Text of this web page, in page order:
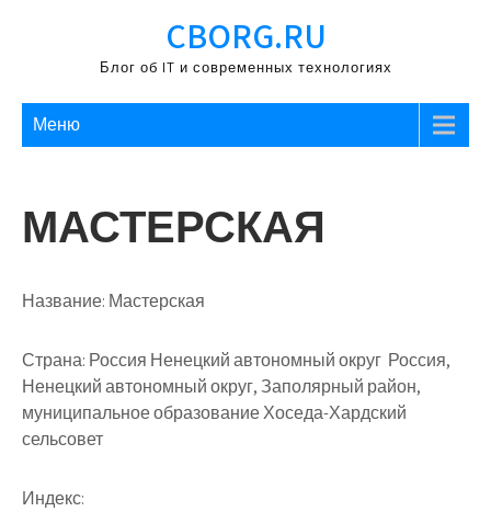
содержимому
CBORG.RU
Блог об IT и современных технологиях
Меню
МАСТЕРСКАЯ
Название: Мастерская
Страна: Россия Ненецкий автономный округ Россия,
Ненецкий автономный округ, Заполярный район,
муниципальное образование Хоседа-Хардский
сельсовет
Индекс: